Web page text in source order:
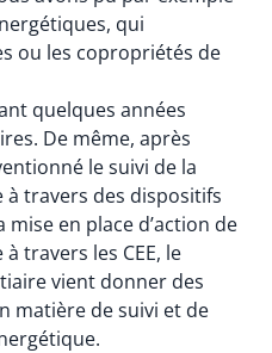
qui
ou les copropriétés de
quelques années
De même, après
le suivi de la
travers des dispositifs
mise en place d’action de
travers les CEE, le
vient donner des
matière de suivi et de